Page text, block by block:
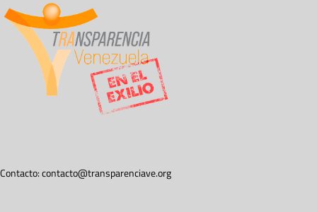
Contacto:contacto@transparenciave.org